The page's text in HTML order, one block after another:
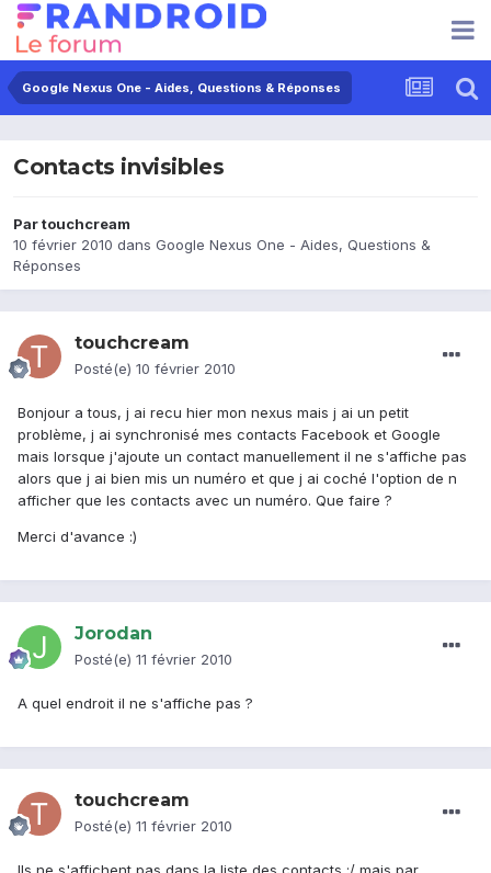
Google Nexus One - Aides, Questions & Réponses
Contacts invisibles
Partouchcream
10 février 2010 dans Google Nexus One - Aides, Questions &
Réponses
touchcream
Posté(e) 10 février 2010
Bonjour a tous, j ai recu hier mon nexus mais j ai un petit
problème, j ai synchronisé mes contacts Facebook et Google
mais lorsque j'ajoute un contact manuellement il ne s'affiche pas
alors que j ai bien mis un numéro et que j ai coché l'option de n
afficher que les contacts avec un numéro. Que faire ?
Merci d'avance :)
Jorodan
Posté(e) 11 février 2010
A quel endroit il ne s'affiche pas ?
touchcream
Posté(e) 11 février 2010